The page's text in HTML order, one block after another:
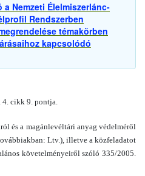
Nemzeti Élelmiszerlánc-
Rendszerben
témakörben
kapcsolódó
4. cikk 9. pontja.
és a magánlevéltári anyag védelméről
Ltv.), illetve a közfeladatot
követelményeiről szóló 335/2005.